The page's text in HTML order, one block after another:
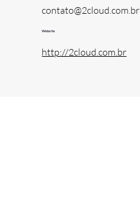
contato@2cloud.com.br
Website
http://2cloud.com.br